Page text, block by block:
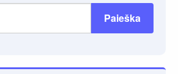
Paieška